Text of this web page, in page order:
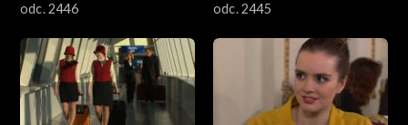
odc. 2446
odc. 2445